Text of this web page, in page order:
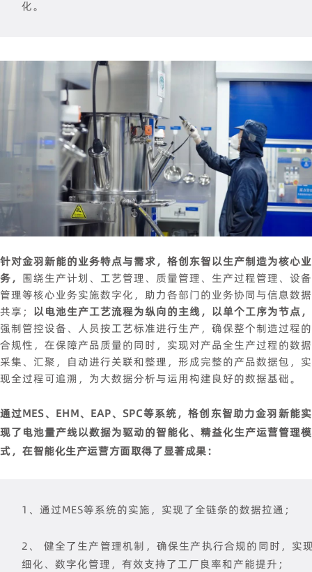
化。
针对金羽新能的业务特点与需求，格创东智以生产制造为核心业
务， 围绕生产计划、工艺管理、质量管理、生产过程管理、设备
管理等核心业务实施数字化，助力各部门的业务协同与信息数据
共享； 以电池生产工艺流程为纵向的主线， 以单个工序为节点，
强制管控设备、人员按工艺标准进行生产，确保整个制造过程的
合规性，在保障产品质量的同时，实现对产品全生产过程的数据
采集、汇聚，自动进行关联和整理，形成完整的产品数据包，实
现全过程可追溯，为大数据分析与运用构建良好的数据基础。
通过MES、EHM、EAP、SPC等系统，格创东智助力金羽新能实
现了电池量产线以数据为驱动的智能化、精益化生产运营管理模
式， 在智能化生产运营方面取得了显著成果：
1、通过MES等系统的实施，实现了全链条的数据拉通；
2、 健全了生产管理机制，确保生产执行合规的同时，实
细化、数字化管理，有效支持了工厂良率和产能提升；